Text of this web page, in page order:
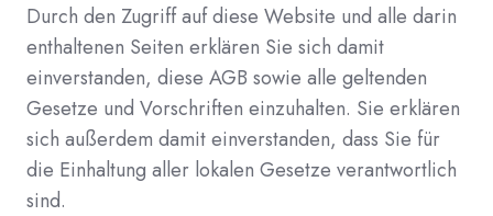
Durch den Zugriff auf diese Website und alle darin
enthaltenen Seiten erklären Sie sich damit
einverstanden, diese AGB sowie alle geltenden
Gesetze und Vorschriften einzuhalten. Sie erklären
sich außerdem damit einverstanden, dass Sie für
die Einhaltung aller lokalen Gesetze verantwortlich
sind.